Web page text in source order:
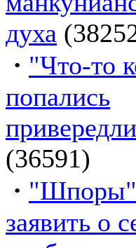
духа
· "Что-то
попались
(36591)
· "Шпоры"
заявить о